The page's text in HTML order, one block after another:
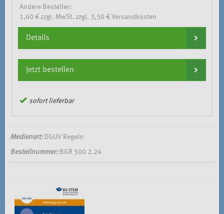
Andere Besteller:
1,40 € zzgl. MwSt. zzgl. 3,50 € Versandkosten
Details
Jetzt bestellen
sofort lieferbar
Medienart:DGUV Regeln
Bestellnummer:BGR 500 2.24